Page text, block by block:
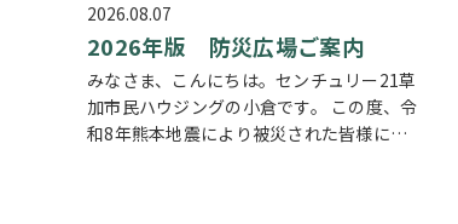
2026.08.07
2026年版 防災広場ご案内
みなさま、こんにちは。センチュリー21草
加市民ハウジングの小倉です。 この度、令
和8年熊本地震により被災された皆様に